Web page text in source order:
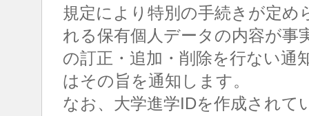
規定により特別の手続きが定め
れる保有個人データの内容が事
の訂正・追加・削除を行ない通
はその旨を通知します。
なお、大学進学IDを作成されて